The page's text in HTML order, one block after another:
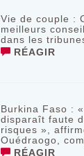
Vie de couple :
meilleurs
dans les
RÉAGIR
Burkina Faso :
disparaît faute
risques »,
Ouédraogo,
RÉAGIR